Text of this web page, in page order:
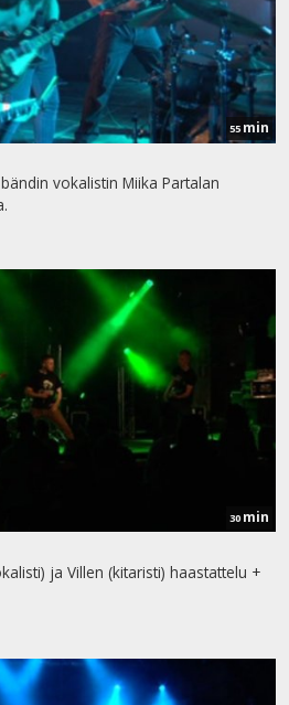
55 min
vokalistin Miika Partalan
30 min
ja Villen (kitaristi) haastattelu +